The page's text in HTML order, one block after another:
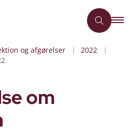
og afgørelser
2022
om